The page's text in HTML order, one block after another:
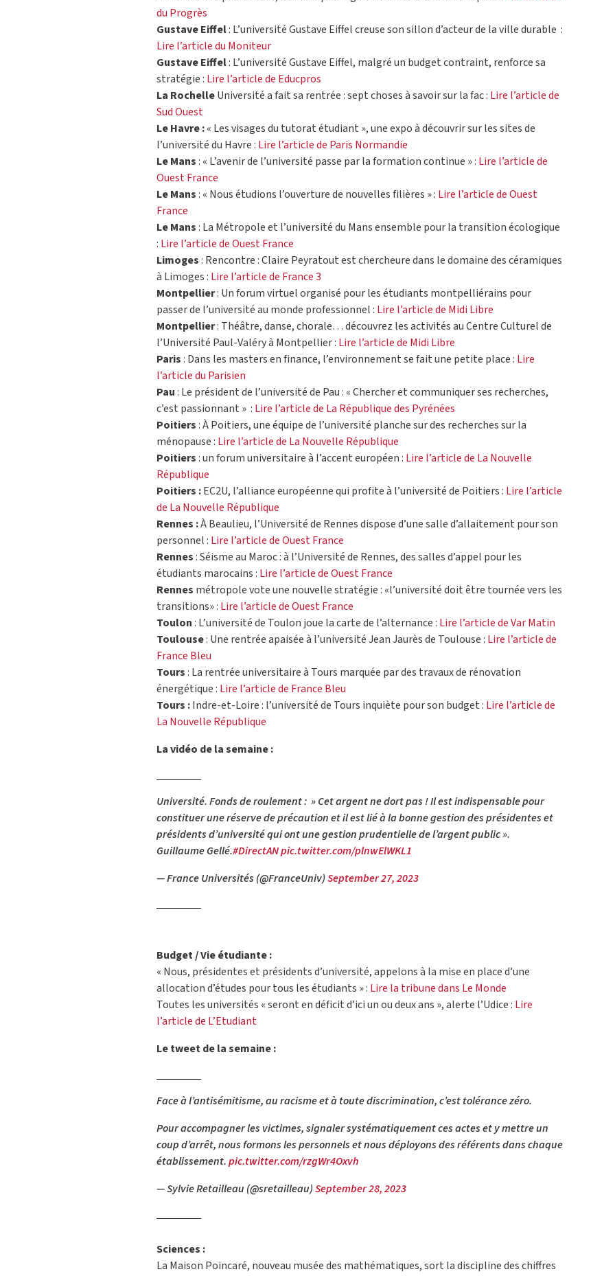
du Progrès
Gustave Eiffel: L’université Gustave Eiffel creuse son sillon d’acteur de la ville durable :
Lire l’article du Moniteur
Gustave Eiffel: L’université Gustave Eiffel, malgré un budget contraint, renforce sa
stratégie : Lire l’article de Educpros
La RochelleUniversité a fait sa rentrée : sept choses à savoir sur la fac : Lire l’article de
Sud Ouest
Le Havre :« Les visages du tutorat étudiant », une expo à découvrir sur les sites de
l’université du Havre : Lire l’article de Paris Normandie
Le Mans: « L’avenir de l’université passe par la formation continue » : Lire l’article de
Ouest France
Le Mans: « Nous étudions l’ouverture de nouvelles filières » : Lire l’article de Ouest
France
Le Mans: La Métropole et l’université du Mans ensemble pour la transition écologique
: Lire l’article de Ouest France
Limoges: Rencontre : Claire Peyratout est chercheure dans le domaine des céramiques
à Limoges : Lire l’article de France 3
Montpellier: Un forum virtuel organisé pour les étudiants montpelliérains pour
passer de l’université au monde professionnel : Lire l’article de Midi Libre
Montpellier: Théâtre, danse, chorale… découvrez les activités au Centre Culturel de
l’Université Paul-Valéry à Montpellier : Lire l’article de Midi Libre
Paris: Dans les masters en finance, l’environnement se fait une petite place : Lire
l’article du Parisien
Pau: Le président de l’université de Pau : « Chercher et communiquer ses recherches,
c’est passionnant » : Lire l’article de La République des Pyrénées
Poitiers: À Poitiers, une équipe de l’université planche sur des recherches sur la
ménopause : Lire l’article de La Nouvelle République
Poitiers: un forum universitaire à l’accent européen : Lire l’article de La Nouvelle
République
Poitiers :EC2U, l’alliance européenne qui profite à l’université de Poitiers : Lire l’article
de La Nouvelle République
Rennes :À Beaulieu, l’Université de Rennes dispose d’une salle d’allaitement pour son
personnel : Lire l’article de Ouest France
Rennes: Séisme au Maroc : à l’Université de Rennes, des salles d’appel pour les
étudiants marocains : Lire l’article de Ouest France
Rennes métropole vote une nouvelle stratégie : «l’université doit être tournée vers les
transitions» : Lire l’article de Ouest France
Toulon: L’université de Toulon joue la carte de l’alternance : Lire l’article de Var Matin
Toulouse: Une rentrée apaisée à l’université Jean Jaurès de Toulouse : Lire l’article de
France Bleu
Tours: La rentrée universitaire à Tours marquée par des travaux de rénovation
énergétique : Lire l’article de France Bleu
Tours :Indre-et-Loire : l’université de Tours inquiète pour son budget : Lire l’article de
La Nouvelle République
La vidéo de la semaine :
Université. Fonds de roulement : » Cet argent ne dort pas ! Il est indispensable pour
constituer une réserve de précaution et il est lié à la bonne gestion des présidentes et
présidents d’université qui ont une gestion prudentielle de l’argent public ».
Guillaume Gellé.#DirectANpic.twitter.com/plnwElWKL1
— France Universités (@FranceUniv)September 27, 2023
Budget / Vie étudiante :
« Nous, présidentes et présidents d’université, appelons à la mise en place d’une
allocation d’études pour tous les étudiants » : Lire la tribune dans Le Monde
Toutes les universités « seront en déficit d’ici un ou deux ans », alerte l’Udice : Lire
l’article de L’Etudiant
Le tweet de la semaine :
Face à l’antisémitisme, au racisme et à toute discrimination, c’est tolérance zéro.
Pour accompagner les victimes, signaler systématiquement ces actes et y mettre un
coup d’arrêt, nous formons les personnels et nous déployons des référents dans chaque
établissement.pic.twitter.com/rzgWr4Oxvh
— Sylvie Retailleau (@sretailleau)September 28, 2023
Sciences :
La Maison Poincaré, nouveau musée des mathématiques, sort la discipline des chiffres